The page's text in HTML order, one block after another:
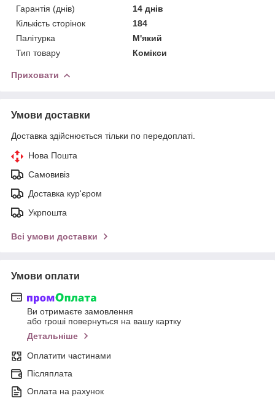
Гарантія (днів)
14 днів
Кількість сторінок
184
Палітурка
М'який
Тип товару
Комікси
Приховати
Умови доставки
Доставка здійснюється тільки по передоплаті.
Нова Пошта
Самовивіз
Доставка кур'єром
Укрпошта
Всі умови доставки
Умови оплати
Ви отримаєте замовлення
або гроші повернуться на вашу картку
Детальніше
Оплатити частинами
Післяплата
Оплата на рахунок